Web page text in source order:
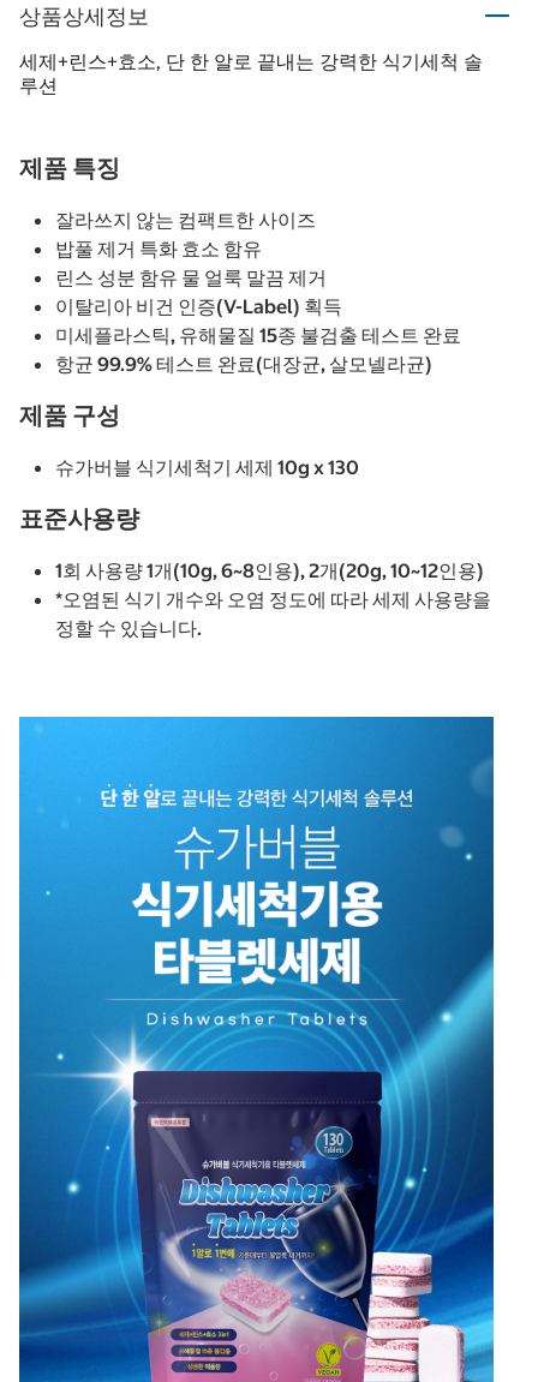
상품상세정보
세제+린스+효소, 단 한 알로 끝내는 강력한 식기세척 솔
루션
제품 특징
잘라쓰지 않는 컴팩트한 사이즈
밥풀 제거 특화 효소 함유
린스 성분 함유 물 얼룩 말끔 제거
이탈리아 비건 인증(V-Label) 획득
미세플라스틱, 유해물질 15종 불검출 테스트 완료
항균 99.9% 테스트 완료(대장균, 살모넬라균)
제품 구성
슈가버블 식기세척기 세제 10g x 130
표준사용량
1회 사용량 1개(10g, 6~8인용), 2개(20g, 10~12인용)
*오염된 식기 개수와 오염 정도에 따라 세제 사용량을
정할 수 있습니다.